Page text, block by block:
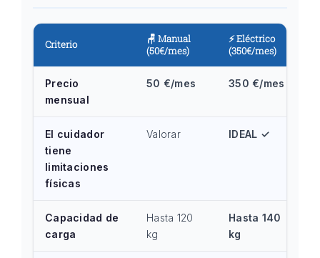
Criterio
🪑 Manual
(50€/mes)
⚡ Eléctrico
(350€/mes)
Precio
mensual
50 €/mes 350 €/mes
El cuidador
tiene
limitaciones
físicas
Valorar IDEAL ✓
Capacidad de
carga
Hasta 120
kg
Hasta 140
kg